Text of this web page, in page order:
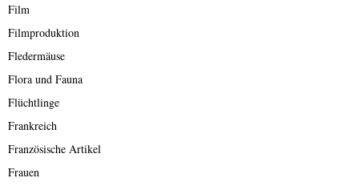
Film
Filmproduktion
Fledermäuse
Flora und Fauna
Flüchtlinge
Frankreich
Französische Artikel
Frauen